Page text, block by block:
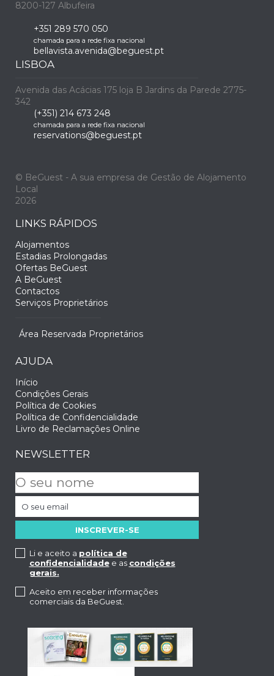
8200-127 Albufeira
+351 289 570 050
chamada para a rede fixa nacional
bellavista.avenida@beguest.pt
LISBOA
Avenida das Acácias 175 loja B Jardins da Parede 2775-
342
(+351) 214 673 248
chamada para a rede fixa nacional
reservations@beguest.pt
© BeGuest - A sua empresa de Gestão de Alojamento
Local
2026
LINKS RÁPIDOS
Alojamentos
Estadias Prolongadas
Ofertas BeGuest
A BeGuest
Contactos
Serviços Proprietários
Área Reservada Proprietários
AJUDA
Início
Condições Gerais
Política de Cookies
Política de Confidencialidade
Livro de Reclamações Online
NEWSLETTER
Li e aceito a política de
confidencialidadee as condições
gerais.
Aceito em receber informações
comerciais da BeGuest.